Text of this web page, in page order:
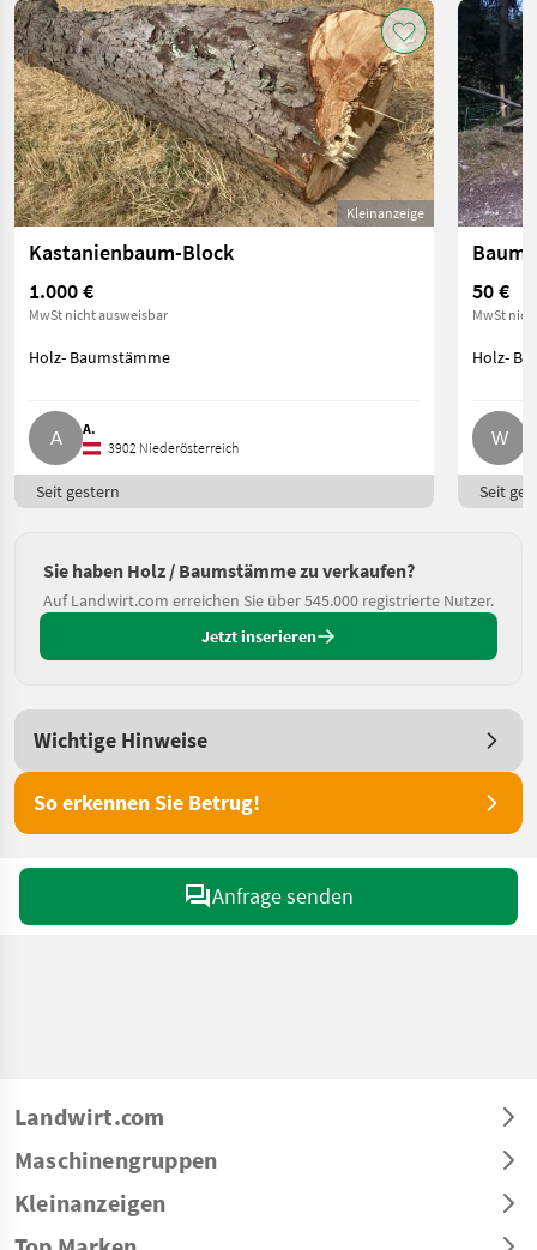
Kleinanzeige
Kastanienbaum-Block
1.000 €
MwSt nicht ausweisbar
Holz- Baumstämme
A.
3902 Niederösterreich
Seit gestern
50 €
MwSt
Holz-
Seit
Sie haben Holz / Baumstämme zu verkaufen?
Auf Landwirt.com erreichen Sie über 545.000 registrierte Nutzer.
Jetzt inserieren
Wichtige Hinweise
So erkennen Sie Betrug!
Anfrage senden
Landwirt.com
Maschinengruppen
Kleinanzeigen